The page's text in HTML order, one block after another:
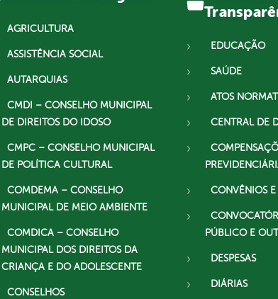
AGRICULTURA
ASSISTÊNCIA SOCIAL
AUTARQUIAS
CMDI – CONSELHO MUNICIPAL
DE DIREITOS DO IDOSO
CMPC – CONSELHO MUNICIPAL
DE POLÍTICA CULTURAL
COMDEMA – CONSELHO
MUNICIPAL DE MEIO AMBIENTE
COMDICA – CONSELHO
MUNICIPAL DOS DIREITOS DA
CRIANÇA E DO ADOLESCENTE
CONSELHOS
EDUCAÇÃO
SAÚDE
ATOS
CENTRAL DE
CONVÊNIOS E
PÚBLICO E
DESPESAS
DIÁRIAS